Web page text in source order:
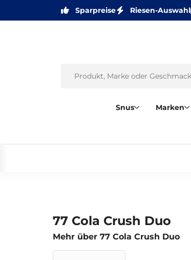
Sparpreise Riesen-Auswahl
Snus Marken
77 Cola Crush Duo
Mehr über 77 Cola Crush Duo